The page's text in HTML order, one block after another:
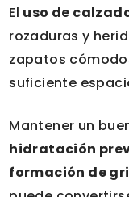
El uso de
rozaduras y
zapatos
suficiente
Mantener un
hidratación
formación de